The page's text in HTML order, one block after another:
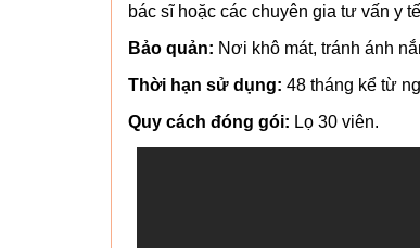
bác sĩ hoặc các chuyên gia tư vấn y
Bảo quản: Nơi khô mát, tránh ánh
Thời hạn sử dụng: 48 tháng kể từ
Quy cách đóng gói: Lọ 30 viên.